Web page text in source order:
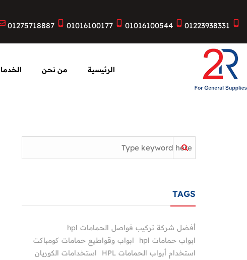
01223938331
01016100544
01016100177
01275718887
الرئيسية من نحن
TAGS
أفضل شركة تركيب فواصل الحمامات hpl
ابواب حمامات hpl
ابواب وقواطيع حمامات کومباکت
استخدام أبواب الحمامات HPL
استخدامات الكوريان